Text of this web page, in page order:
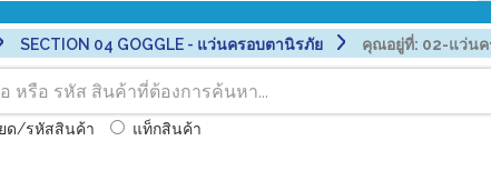
SECTION 04 GOGGLE - แว่นครอบตานิรภัย คุณอยู่ที่: 02-แว่นค
ด/รหัสสินค้า แท็กสินค้า